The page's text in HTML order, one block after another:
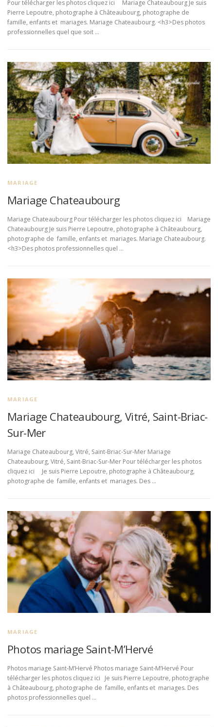
Pour télécharger les photos cliquez ici Mariage Chateaubourg Je suis
Pierre Lepoutre, photographe à Châteaubourg, photographe de
famille, enfants et mariages. Mariage Chateaubourg. <h3>Des photos
professionnelles quel que soit …
MARIAGE
Mariage Chateaubourg
Mariage Chateaubourg Pour télécharger les photos cliquez ici Mariage
Chateaubourg Je suis Pierre Lepoutre, photographe à Châteaubourg,
photographe de famille, enfants et mariages. Mariage Chateaubourg.
<h3>Des photos professionnelles quel …
MARIAGE
Mariage Chateaubourg, Vitré, Saint-Briac-
Sur-Mer
Mariage Chateaubourg, Vitré, Saint-Briac-Sur-Mer Mariage
Chateaubourg, Vitré, Saint-Briac-Sur-Mer Pour télécharger les photos
cliquez ici Je suis Pierre Lepoutre, photographe à Châteaubourg,
photographe de famille, enfants et mariages. Des …
MARIAGE
Photos mariage Saint-M’Hervé
Photos mariage Saint-M’Hervé Photos mariage Saint-M’Hervé Pour
télécharger les photos cliquez ici Je suis Pierre Lepoutre, photographe
à Châteaubourg, photographe de famille, enfants et mariages. Des
photos professionnelles quel …